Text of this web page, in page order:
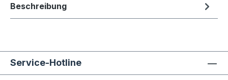
Beschreibung
Service-Hotline